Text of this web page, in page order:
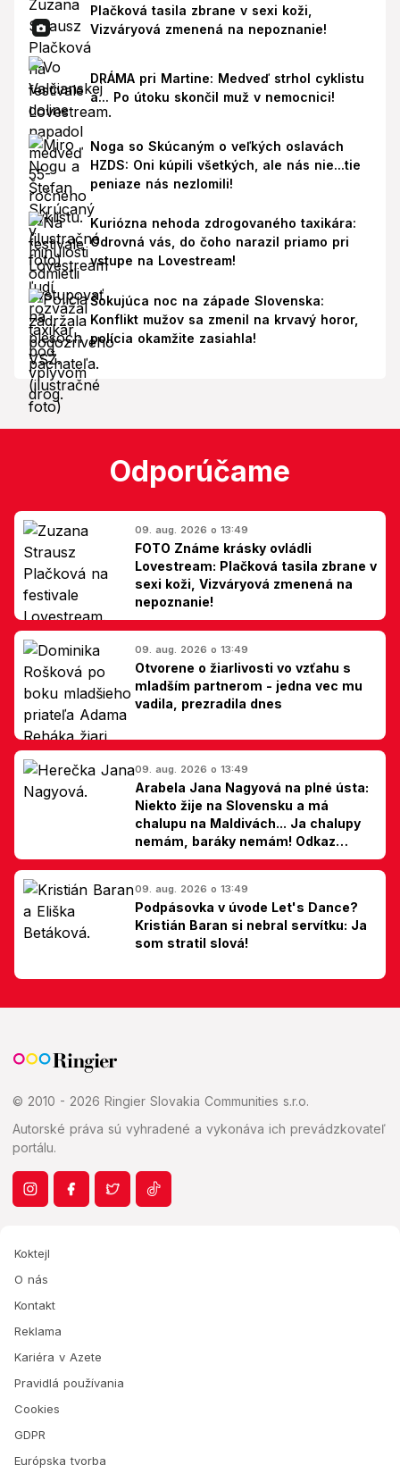
Plačková tasila zbrane v sexi koži,
Vizváryová zmenená na nepoznanie!
DRÁMA pri Martine: Medveď strhol cyklistu
a... Po útoku skončil muž v nemocnici!
Noga so Skúcaným o veľkých oslavách
HZDS: Oni kúpili všetkých, ale nás nie...tie
peniaze nás nezlomili!
Kuriózna nehoda zdrogovaného taxikára:
Odrovná vás, do čoho narazil priamo pri
vstupe na Lovestream!
Šokujúca noc na západe Slovenska:
Konflikt mužov sa zmenil na krvavý horor,
polícia okamžite zasiahla!
Odporúčame
09. aug. 2026 o 13:49
FOTO Známe krásky ovládli
Lovestream: Plačková tasila zbrane v
sexi koži, Vizváryová zmenená na
nepoznanie!
09. aug. 2026 o 13:49
Otvorene o žiarlivosti vo vzťahu s
mladším partnerom - jedna vec mu
vadila, prezradila dnes
09. aug. 2026 o 13:49
Arabela Jana Nagyová na plné ústa:
Niekto žije na Slovensku a má
chalupu na Maldivách... Ja chalupy
nemám, baráky nemám! Odkaz
Slovákom
09. aug. 2026 o 13:49
Podpásovka v úvode Let's Dance?
Kristián Baran si nebral servítku: Ja
som stratil slová!
© 2010 - 2026 Ringier Slovakia Communities s.r.o.
Autorské práva sú vyhradené a vykonáva ich prevádzkovateľ
portálu.
Koktejl
O nás
Kontakt
Reklama
Kariéra v Azete
Pravidlá používania
Cookies
GDPR
Európska tvorba